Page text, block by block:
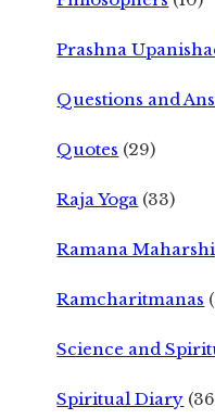
Prashna
Questions and
Quotes (29)
Raja Yoga (33)
Ramana Maharshi
Ramcharitmanas
Science and
Spiritual Diary